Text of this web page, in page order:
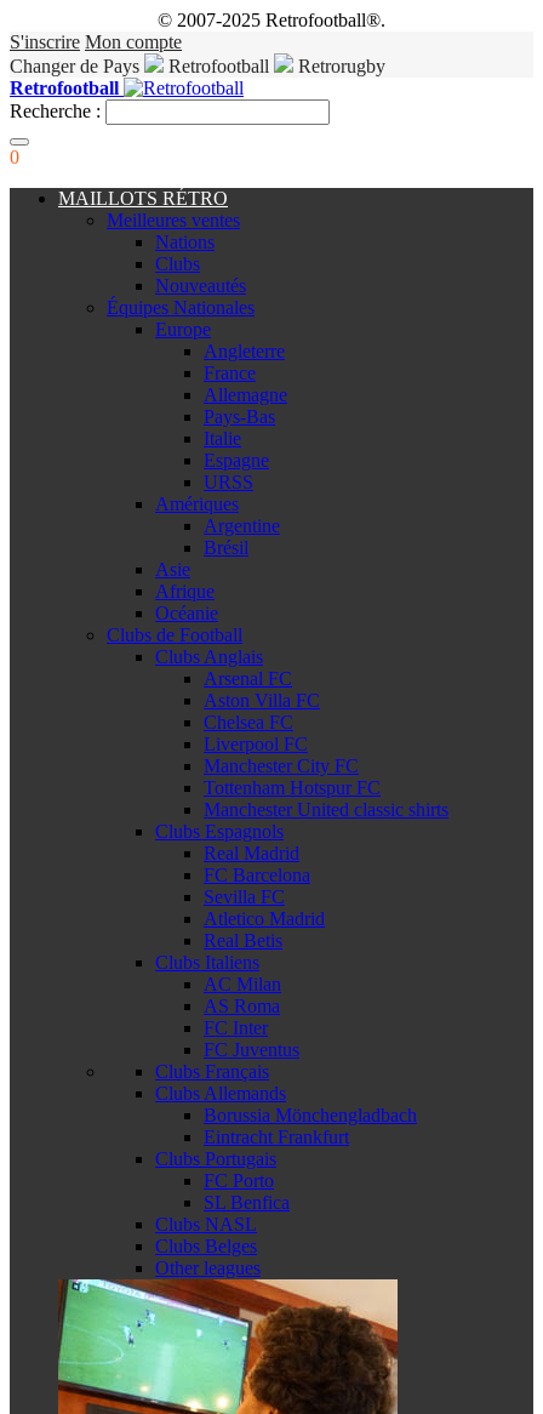
© 2007-2025 Retrofootball®.
S'inscrire Mon compte
Changer de Pays
Retrofootball
Retrorugby
Retrofootball
Recherche :
0
MAILLOTS RÉTRO
Meilleures ventes
Nations
Clubs
Nouveautés
Équipes Nationales
Europe
Angleterre
France
Allemagne
Pays-Bas
Italie
Espagne
URSS
Amériques
Argentine
Brésil
Asie
Afrique
Océanie
Clubs de Football
Clubs Anglais
Arsenal FC
Aston Villa FC
Chelsea FC
Liverpool FC
Manchester City FC
Tottenham Hotspur FC
Manchester United classic shirts
Clubs Espagnols
Real Madrid
FC Barcelona
Sevilla FC
Atletico Madrid
Real Betis
Clubs Italiens
AC Milan
AS Roma
FC Inter
FC Juventus
Clubs Français
Clubs Allemands
Borussia Mönchengladbach
Eintracht Frankfurt
Clubs Portugais
FC Porto
SL Benfica
Clubs NASL
Clubs Belges
Other leagues